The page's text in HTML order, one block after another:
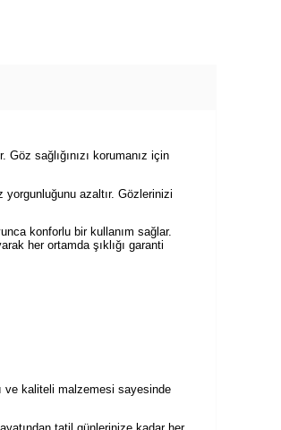
sağlığınızı korumanız için
yorgunluğunu azaltır. Gözlerinizi
konforlu bir kullanım sağlar.
her ortamda şıklığı garanti
ve kaliteli malzemesi sayesinde